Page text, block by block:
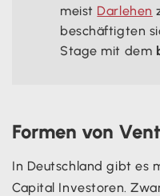
meist Darlehen
beschäftigten
Stage mit dem
Formen von
In Deutschland gibt es
Capital Investoren.